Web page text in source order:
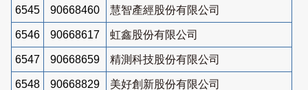
6545 90668460 慧智產經股份有限公司
6546 90668617 虹鑫股份有限公司
6547 90668659 精測科技股份有限公司
6548 90668829 美好創新股份有限公司